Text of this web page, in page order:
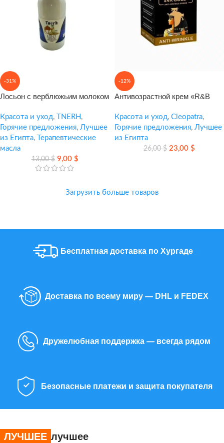
-31%
Лосьон с верблюжьим молоком
Красота и уход, TNERH ,
Горячие предложения, Лучшее
из Египта,
Терапевтические
масла
13,00$ 9,00 $
-12%
Антивозрастной крем «R&B
для упругости, увлажнения и
сияния кожи
Красота и уход, Cleopatra,
Горячие предложения, Лучшее
из Египта
26,00$ 23,00 $
Загрузить больше товаров
Бесплатная доставка по Хургаде
Доставка по всему миру — DHL и FEDEX
Дружелюбная поддержка — всегда рядом
Безопасные платежи и защита покупателя
ЛУЧШЕЕ лучшее